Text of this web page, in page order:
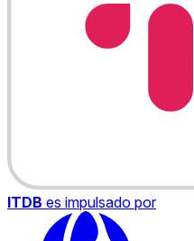
ITDB es impulsado por